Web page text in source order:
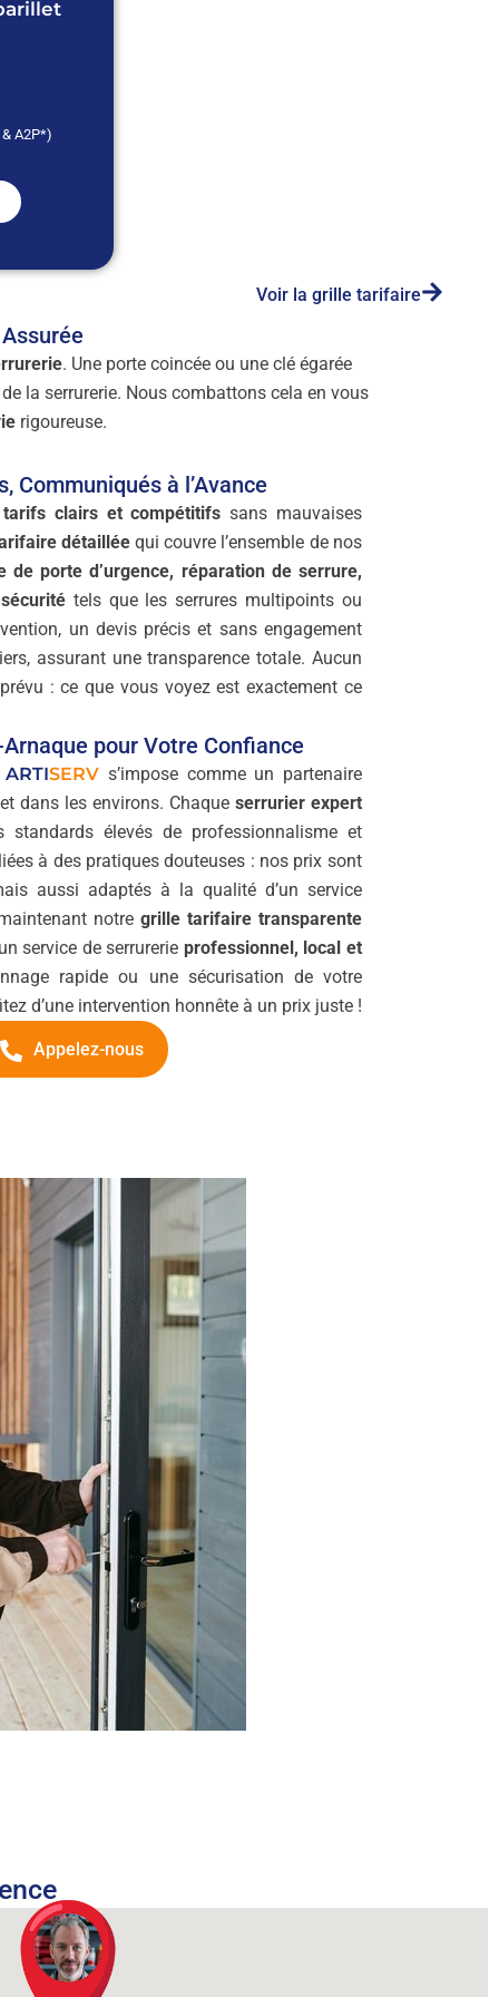
A2P*)
Voir la grille tarifaire
. Une porte coincée ou une clé égarée
la serrurerie. Nous combattons cela en vous
rigoureuse.
Communiqués à l’Avance
tarifs clairs et compétitifs sans mauvaises
détailléequi couvre l’ensemble de nos
de porte d’urgence, réparation de serrure,
tels que les serrures multipoints ou
un devis précis et sans engagement
assurant une transparence totale. Aucun
: ce que vous voyez est exactement ce
pour Votre Confiance
ARTISERV s’impose comme un partenaire
dans les environs. Chaque serrurier expert
standards élevés de professionnalisme et
à des pratiques douteuses : nos prix sont
aussi adaptés à la qualité d’un service
notregrille tarifaire transparente
service de serrurerie professionnel, local et
rapide ou une sécurisation de votre
d’une intervention honnête à un prix juste !
Appelez-nous